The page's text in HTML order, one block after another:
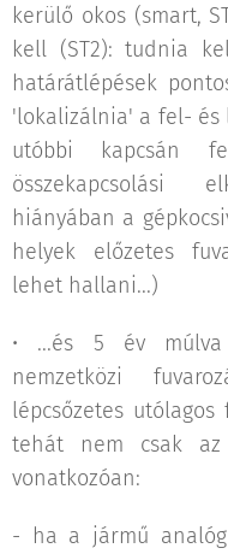
kerülő okos (smart,
kell (ST2): tudnia
határátlépések
'lokalizálnia' a fel- és
utóbbi kapcsán
összekapcsolási
hiányában a
helyek előzetes
lehet hallani...)
• ...és 5 év
nemzetközi
lépcsőzetes
tehát nem csak az
vonatkozóan:
- ha a jármű analóg